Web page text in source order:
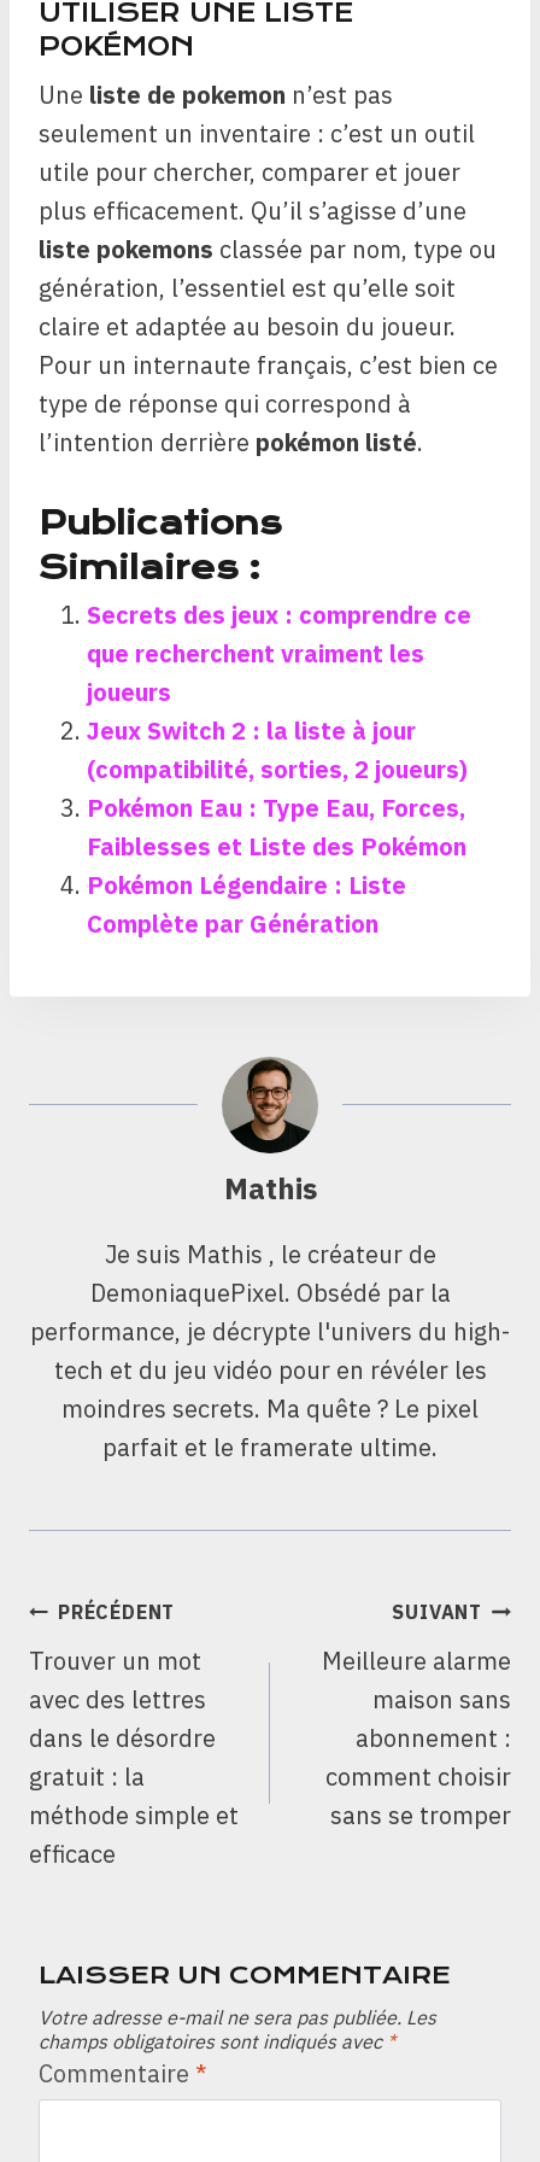
UTILISER UNE LISTE
POKÉMON
Une liste de pokemon n’est pas
seulement un inventaire : c’est un outil
utile pour chercher, comparer et jouer
plus efficacement. Qu’il s’agisse d’une
liste pokemons classée par nom, type ou
génération, l’essentiel est qu’elle soit
claire et adaptée au besoin du joueur.
Pour un internaute français, c’est bien ce
type de réponse qui correspond à
l’intention derrière pokémon listé.
Publications
Similaires :
Secrets des jeux : comprendre ce
que recherchent vraiment les
joueurs
Jeux Switch 2 : la liste à jour
(compatibilité, sorties, 2 joueurs)
Pokémon Eau : Type Eau, Forces,
Faiblesses et Liste des Pokémon
Pokémon Légendaire : Liste
Complète par Génération
Mathis
Je suis Mathis , le créateur de
DemoniaquePixel. Obsédé par la
performance, je décrypte l'univers du high-
tech et du jeu vidéo pour en révéler les
moindres secrets. Ma quête ? Le pixel
parfait et le framerate ultime.
NAVIGATION
L’ARTICLE
PRÉCÉDENT
Trouver un mot
avec des lettres
dans le désordre
gratuit : la
méthode simple et
efficace
SUIVANT
Meilleure alarme
maison sans
abonnement :
comment choisir
sans se tromper
LAISSER UN COMMENTAIRE
Votre adresse e-mail ne sera pas publiée. Les
champs obligatoires sont indiqués avec *
Commentaire *